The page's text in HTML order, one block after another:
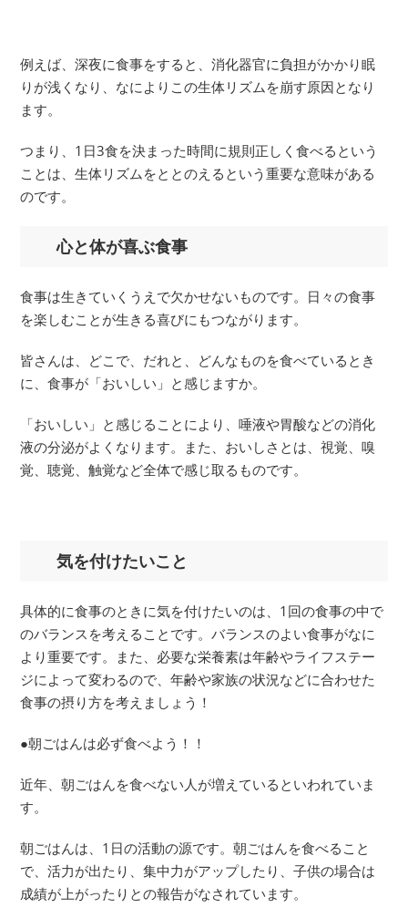
例えば、深夜に食事をすると、消化器官に負担がかかり眠
りが浅くなり、なによりこの生体リズムを崩す原因となり
ます。
つまり、1日3食を決まった時間に規則正しく食べるという
ことは、生体リズムをととのえるという重要な意味がある
のです。
心と体が喜ぶ食事
食事は生きていくうえで欠かせないものです。日々の食事
を楽しむことが生きる喜びにもつながります。
皆さんは、どこで、だれと、どんなものを食べているとき
に、食事が「おいしい」と感じますか。
「おいしい」と感じることにより、唾液や胃酸などの消化
液の分泌がよくなります。また、おいしさとは、視覚、嗅
覚、聴覚、触覚など全体で感じ取るものです。
気を付けたいこと
具体的に食事のときに気を付けたいのは、1回の食事の中で
のバランスを考えることです。バランスのよい食事がなに
より重要です。また、必要な栄養素は年齢やライフステー
ジによって変わるので、年齢や家族の状況などに合わせた
食事の摂り方を考えましょう！
●朝ごはんは必ず食べよう！！
近年、朝ごはんを食べない人が増えているといわれていま
す。
朝ごはんは、1日の活動の源です。朝ごはんを食べること
で、活力が出たり、集中力がアップしたり、子供の場合は
成績が上がったりとの報告がなされています。